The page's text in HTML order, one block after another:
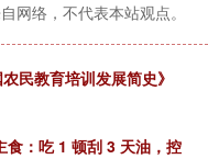
网络，不代表本站观点。
民教育培训发展简史》
食：吃 1 顿刮 3 天油，控